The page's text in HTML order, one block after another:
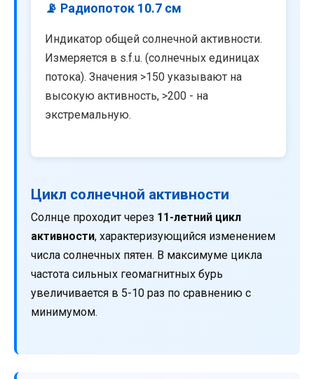
📡 Радиопоток 10.7 см
Индикатор общей солнечной активности.
Измеряется в s.f.u. (солнечных единицах
потока). Значения >150 указывают на
высокую активность, >200 - на
экстремальную.
Цикл солнечной активности
Солнце проходит через 11-летний цикл
активности, характеризующийся изменением
числа солнечных пятен. В максимуме цикла
частота сильных геомагнитных бурь
увеличивается в 5-10 раз по сравнению с
минимумом.